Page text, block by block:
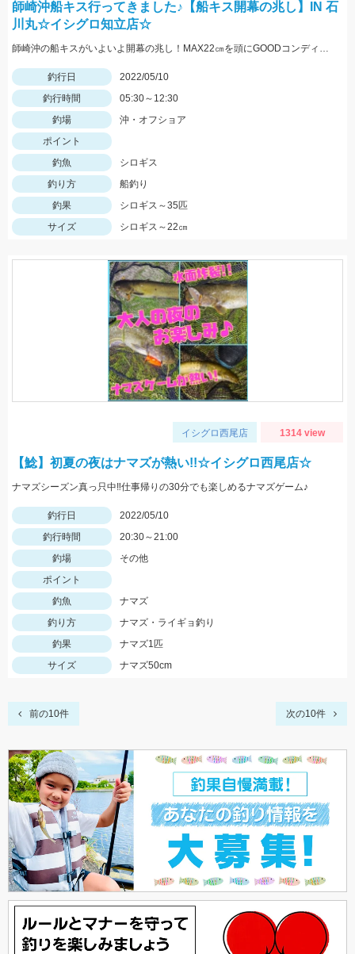
師崎沖船キス行ってきました♪【船キス開幕の兆し】IN 石
川丸☆イシグロ知立店☆
師崎沖の船キスがいよいよ開幕の兆し！MAX22㎝を頭にGOODコンディションのシロギスが釣れ始めました♪
釣行日
2022/05/10
釣行時間
05:30～12:30
釣場
沖・オフショア
ポイント
釣魚
シロギス
釣り方
船釣り
釣果
シロギス～35匹
サイズ
シロギス～22㎝
イシグロ西尾店 1314 view
【鯰】初夏の夜はナマズが熱い!!☆イシグロ西尾店☆
ナマズシーズン真っ只中‼仕事帰りの30分でも楽しめるナマズゲーム♪
釣行日
2022/05/10
釣行時間
20:30～21:00
釣場
その他
ポイント
釣魚
ナマズ
釣り方
ナマズ・ライギョ釣り
釣果
ナマズ1匹
サイズ
ナマズ50cm
前の10件 次の10件